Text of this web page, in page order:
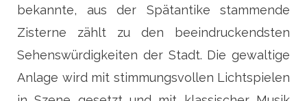
bekannte, aus der Spätantike stammende
Zisterne zählt zu den beeindruckendsten
Sehenswürdigkeiten der Stadt. Die gewaltige
Anlage wird mit stimmungsvollen Lichtspielen